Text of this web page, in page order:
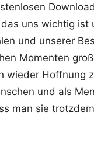
uns wichtig ist
und unserer
Momenten
wieder Hoffnung
und als
man sie